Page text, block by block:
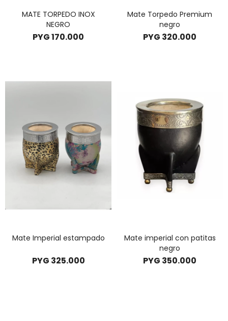
MATE TORPEDO INOX
NEGRO
PYG170.000
Mate Torpedo Premium
negro
PYG 320.000
Mate Imperial estampado
PYG 325.000
Mate imperial con patitas
negro
PYG 350.000